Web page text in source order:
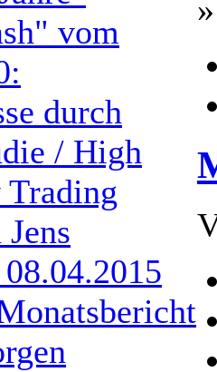
vom
durch
/ High
Trading
»